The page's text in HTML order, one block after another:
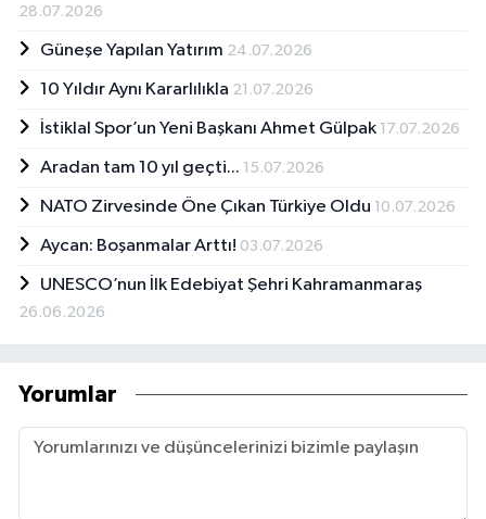
28.07.2026
Güneşe Yapılan Yatırım 24.07.2026
10 Yıldır Aynı Kararlılıkla 21.07.2026
İstiklal Spor’un Yeni Başkanı Ahmet Gülpak 17.07.2026
Aradan tam 10 yıl geçti... 15.07.2026
NATO Zirvesinde Öne Çıkan Türkiye Oldu 10.07.2026
Aycan: Boşanmalar Arttı! 03.07.2026
UNESCO’nun İlk Edebiyat Şehri Kahramanmaraş
26.06.2026
Yorumlar